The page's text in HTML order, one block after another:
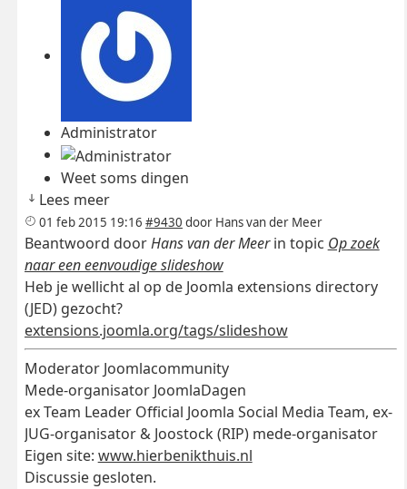
Administrator
Weet soms dingen
Lees meer
01 feb 2015 19:16 #9430 door Hans van der Meer
Beantwoord doorHans van der Meerin topic Op zoek
naar een eenvoudige slideshow
Heb je wellicht al op de Joomla extensions directory
(JED) gezocht?
extensions.joomla.org/tags/slideshow
Moderator Joomlacommunity
Mede-organisator JoomlaDagen
ex Team Leader Official Joomla Social Media Team, ex-
JUG-organisator & Joostock (RIP) mede-organisator
Eigen site: www.hierbenikthuis.nl
Discussie gesloten.